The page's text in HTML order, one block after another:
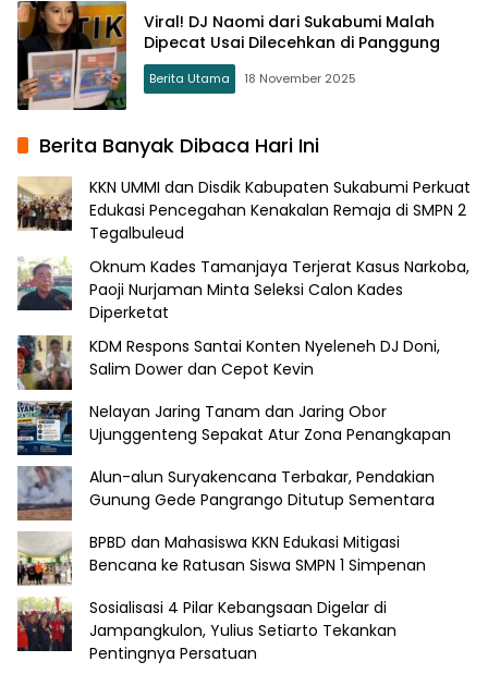
Viral! DJ Naomi dari Sukabumi Malah
Dipecat Usai Dilecehkan di Panggung
Berita Utama 18 November 2025
Berita Banyak Dibaca Hari Ini
KKN UMMI dan Disdik Kabupaten Sukabumi Perkuat
Edukasi Pencegahan Kenakalan Remaja di SMPN 2
Tegalbuleud
Oknum Kades Tamanjaya Terjerat Kasus Narkoba,
Paoji Nurjaman Minta Seleksi Calon Kades
Diperketat
KDM Respons Santai Konten Nyeleneh DJ Doni,
Salim Dower dan Cepot Kevin
Nelayan Jaring Tanam dan Jaring Obor
Ujunggenteng Sepakat Atur Zona Penangkapan
Alun-alun Suryakencana Terbakar, Pendakian
Gunung Gede Pangrango Ditutup Sementara
BPBD dan Mahasiswa KKN Edukasi Mitigasi
Bencana ke Ratusan Siswa SMPN 1 Simpenan
Sosialisasi 4 Pilar Kebangsaan Digelar di
Jampangkulon, Yulius Setiarto Tekankan
Pentingnya Persatuan